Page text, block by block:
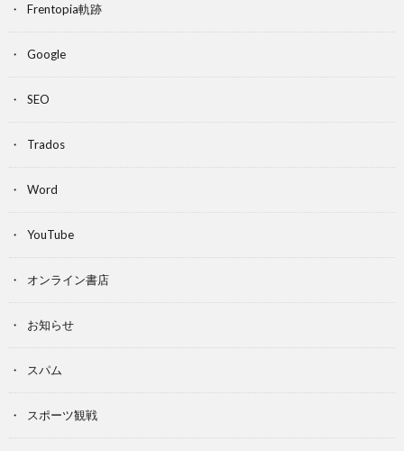
Frentopia軌跡
Google
SEO
Trados
Word
YouTube
オンライン書店
お知らせ
スパム
スポーツ観戦